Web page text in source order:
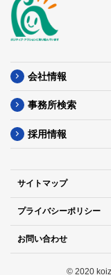
会社情報
事務所検索
採用情報
サイトマップ
プライバシーポリシー
お問い合わせ
© 2020